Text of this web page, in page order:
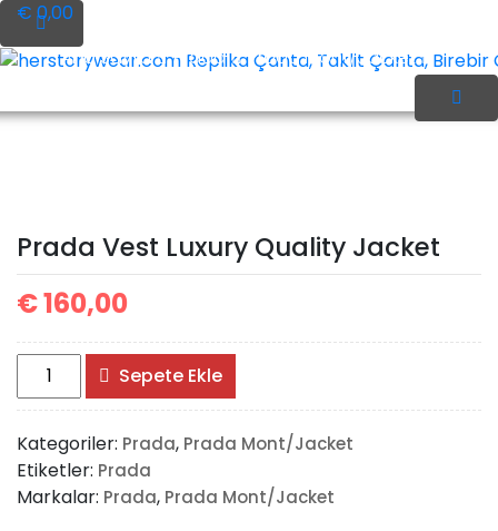
İçeriği
Geç
herstorywear.com Replika Çanta, Taklit Çanta, Birebir
€ 0,00
Ana Sayfa
Prada Prada Mont/Jacket
Quality Jacket
Prada Vest Luxury Quality Jacket
€160,00
Prada
Vest
Luxury
Quality
Jacket
adet
Sepete Ekle
Kategoriler: Prada, Prada Mont/Jacket
Etiketler: Prada
Markalar: Prada, Prada Mont/Jacket